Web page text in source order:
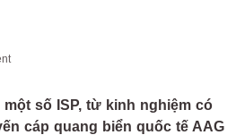
số ISP, từ kinh nghiệm có
cáp quang biển quốc tế AAG